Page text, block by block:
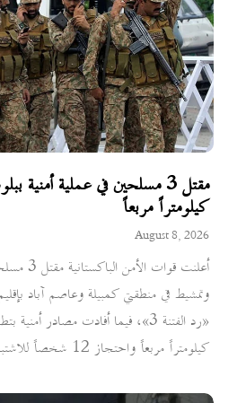
كيلومتراً مربعاً
August 8, 2026
أعلنت
وتمشيط في منطقتي كمبيلة وعاصم آباد
كيلومتراً مربعاً واحتجاز 12 شخصاً للاشتباه بهم